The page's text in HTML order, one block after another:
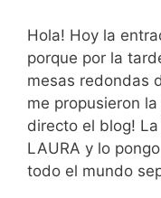
Hola! Hoy la
porque por la
mesas redondas
me propusieron
directo el blog!
LAURA y lo
todo el mundo